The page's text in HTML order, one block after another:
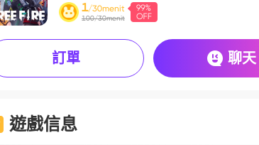
1/30menit
100/30menit
訂單 聊天
遊戲信息